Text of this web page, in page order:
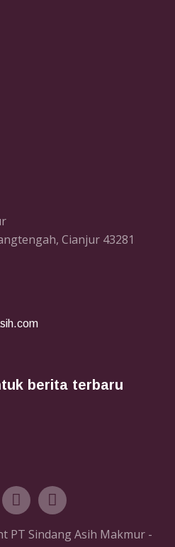
Cianjur 43281
berita terbaru
PT Sindang Asih Makmur -